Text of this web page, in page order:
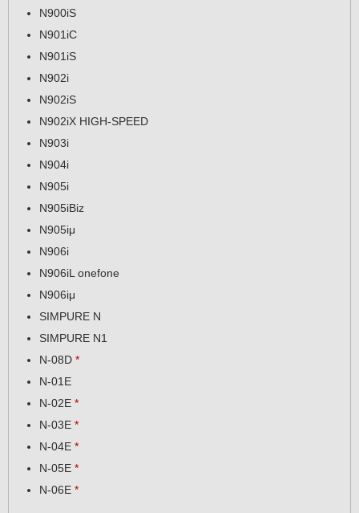
N900iS
N901iC
N901iS
N902i
N902iS
N902iX HIGH-SPEED
N903i
N904i
N905i
N905iBiz
N905iμ
N906i
N906iL onefone
N906iμ
SIMPURE N
SIMPURE N1
N-08D *
N-01E
N-02E *
N-03E *
N-04E *
N-05E *
N-06E *